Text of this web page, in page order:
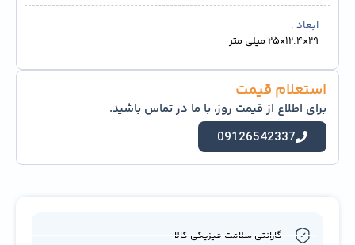
ابعاد
29×12.4×25 میلی متر
استعلام قیمت
برای اطلاع از قیمت روز، با ما در تماس باشید.
09126542337
گارانتی سلامت فیزیکی کالا